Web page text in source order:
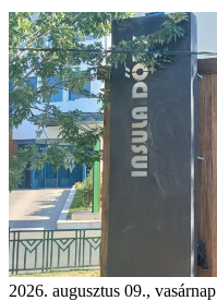
2026. augusztus 09., vasárnap